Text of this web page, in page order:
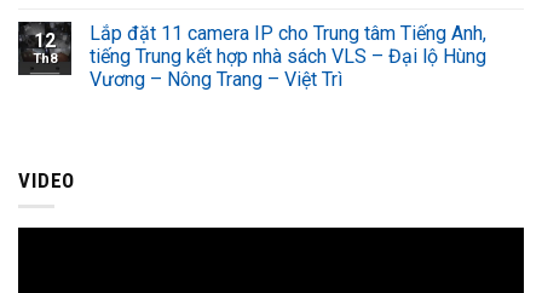
12
Th8
Lắp đặt 11 camera IP cho Trung tâm Tiếng Anh,
tiếng Trung kết hợp nhà sách VLS – Đại lộ Hùng
Vương – Nông Trang – Việt Trì
VIDEO